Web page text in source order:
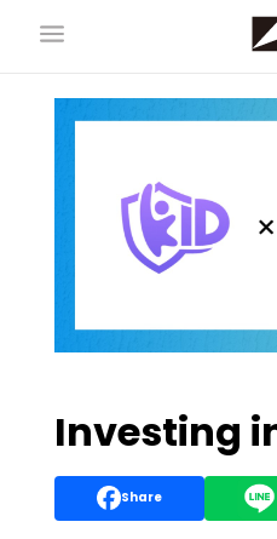
Investing
Share